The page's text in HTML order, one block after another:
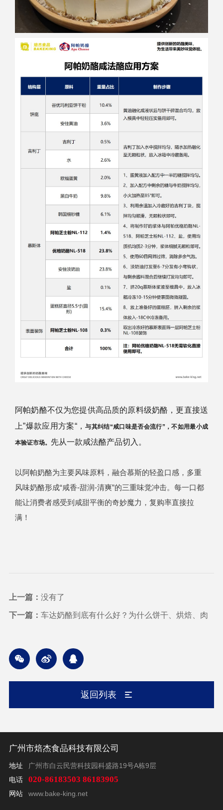
阿帕奶酪不仅为您提供高品质的原料级奶酪，更直接送
上”爆款应用方案“，与其纠结“咸口味是否会流行”，不如用最小成
本验证市场。 先从一款咸法酪产品切入。
以阿帕奶酪为主要风味原料，融合慕斯的轻盈口感，多重
风味奶酪形成“咸香-甜润-清爽”的三重味觉冲击。每一口都
能让消费者感受到咸甜平衡的奇妙魔力，复购率直接拉
满！
上一篇： 没有了
下一篇： 车达奶酪到底有什么好？为什么饼干、烘焙、肉
返回列表
广州市焙杰食品科技有限公司
地址
广州市白云民营科技园科盛路19号A栋9层
电话
020-86183503 86183905
网站 www.bake-king.net